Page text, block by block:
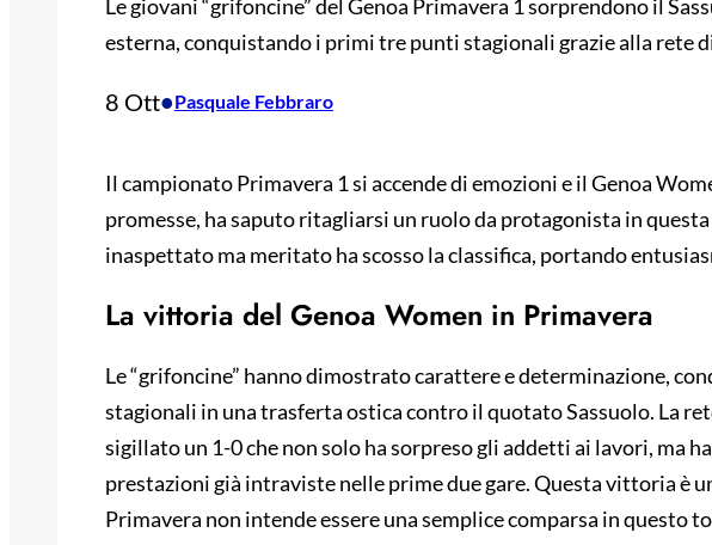
Le giovani “grifoncine” del Genoa Primavera 1 sorprendono il
esterna, conquistando i primi tre punti stagionali grazie alla rete
8 Ott•Pasquale Febbraro
Il campionato Primavera 1 si accende di emozioni e il Genoa
promesse, ha saputo ritagliarsi un ruolo da protagonista in
inaspettato ma meritato ha scosso la classifica, portando
La vittoria del Genoa Women in Primavera
Le “grifoncine” hanno dimostrato carattere e determinazione,
stagionali in una trasferta ostica contro il quotato Sassuolo. La
sigillato un 1-0 che non solo ha sorpreso gli addetti ai lavori, ma
prestazioni già intraviste nelle prime due gare. Questa vittoria è
Primavera non intende essere una semplice comparsa in questo